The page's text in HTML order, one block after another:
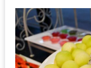
เป็น
ส่วน
ตัว
ประกาศ